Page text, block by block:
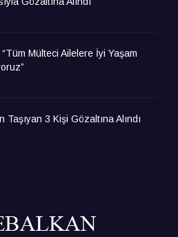
Mülteci Ailelere İyi Yaşam
3 Kişi Gözaltına Alındı